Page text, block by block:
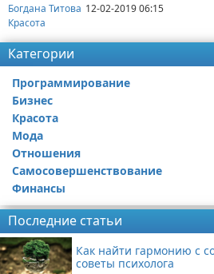
Богдана Титова 12-02-2019 06:15
Красота
Категории
Программирование
Бизнес
Красота
Мода
Отношения
Самосовершенствование
Финансы
Последние статьи
Как найти гармонию с
советы психолога